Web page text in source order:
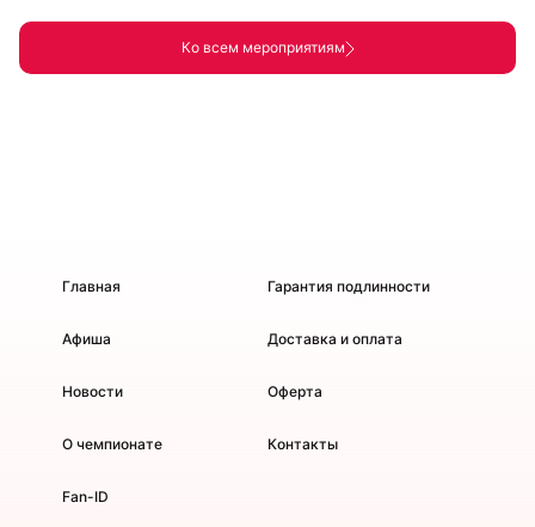
Ко всем мероприятиям
Главная
Афиша
Новости
О чемпионате
Fan-ID
Гарантия подлинности
Доставка и оплата
Оферта
Контакты